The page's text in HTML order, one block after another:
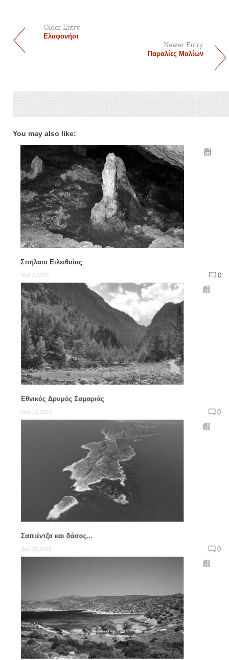
Older Entry
Ελαφονήσι
Newer Entry
Παραλίες Μαλίων
You may also like:
Σπήλαιο Ειλειθυίας
Νοέ 2,2016 0
Εθνικός Δρυμός Σαμαριάς
Νοέ 15,2016 0
Σαπιέντζα και δάσος...
Δεκ 21,2015 0